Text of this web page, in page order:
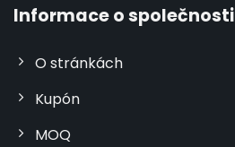
Informace o společnosti
O stránkách
Kupón
MOQ